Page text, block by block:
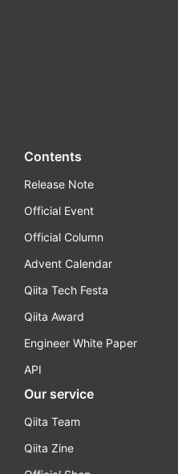
Contents
Release Note
Official Event
Official Column
Advent Calendar
Qiita Tech Festa
Qiita Award
Engineer White Paper
API
Our service
Qiita Team
Qiita Zine